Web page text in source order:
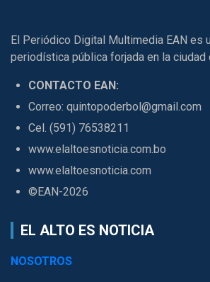
El Periódico Digital Multimedia EAN es
periodística pública forjada en la ciudad
CONTACTO EAN:
Correo: quintopoderbol@gmail.com
Cel. (591) 76538211
www.elaltoesnoticia.com.bo
www.elaltoesnoticia.com
©EAN-2026
EL ALTO ES NOTICIA
NOSOTROS